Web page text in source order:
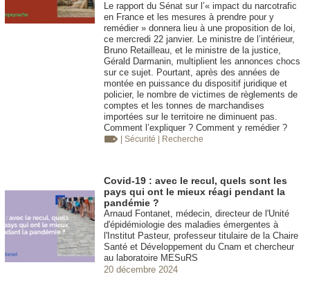
Le rapport du Sénat sur l’« impact du narcotrafic
en France et les mesures à prendre pour y
remédier » donnera lieu à une proposition de loi,
ce mercredi 22 janvier. Le ministre de l’intérieur,
Bruno Retailleau, et le ministre de la justice,
Gérald Darmanin, multiplient les annonces chocs
sur ce sujet. Pourtant, après des années de
montée en puissance du dispositif juridique et
policier, le nombre de victimes de règlements de
comptes et les tonnes de marchandises
importées sur le territoire ne diminuent pas.
Comment l’expliquer ? Comment y remédier ?
| Sécurité | Recherche
Covid-19 : avec le recul, quels sont les
pays qui ont le mieux réagi pendant la
pandémie ?
Arnaud Fontanet, médecin, directeur de l'Unité
d'épidémiologie des maladies émergentes à
l'Institut Pasteur, professeur titulaire de la Chaire
Santé et Développement du Cnam et chercheur
au laboratoire MESuRS
20 décembre 2024